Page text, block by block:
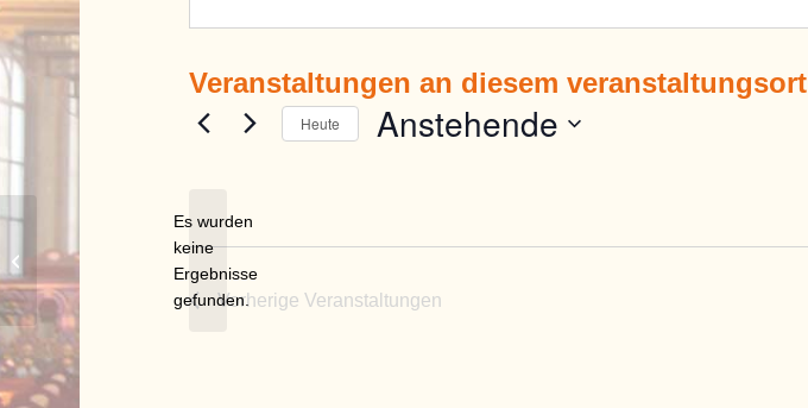
Veranstaltungen an diesem veranstaltungsort
Hinweis
Es wurden
keine
Ergebnisse
gefunden.
Heute Anstehende
VorherigeVeranstaltungen
Stadtbücherei Bobingen